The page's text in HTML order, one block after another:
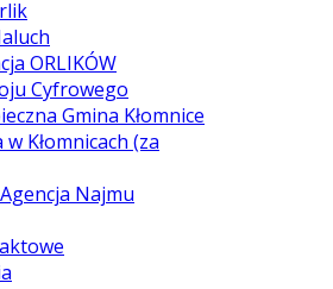
ORLIKÓW
Cyfrowego
Gmina Kłomnice
Kłomnicach (za
Najmu